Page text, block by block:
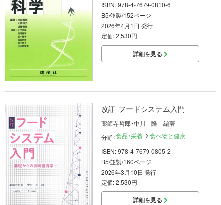
ISBN: 978-4-7679-0810-6
B5/並製/152ページ
2026年4月1日 発行
定価: 2,530円
詳細を見る
改訂 フードシステム入門
薬師寺哲郎・中川 隆 編著
分野：食品・栄養
食べ物と健康
ISBN: 978-4-7679-0805-2
B5/並製/160ページ
2026年3月10日 発行
定価: 2,530円
詳細を見る